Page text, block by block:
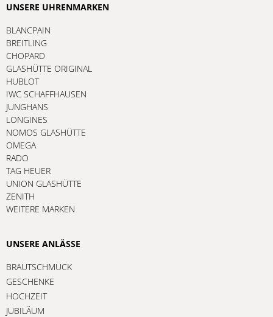
UNSERE UHRENMARKEN
BLANCPAIN
BREITLING
CHOPARD
GLASHÜTTE ORIGINAL
HUBLOT
IWC SCHAFFHAUSEN
JUNGHANS
LONGINES
NOMOS GLASHÜTTE
OMEGA
RADO
TAG HEUER
UNION GLASHÜTTE
ZENITH
WEITERE MARKEN
UNSERE ANLÄSSE
BRAUTSCHMUCK
GESCHENKE
HOCHZEIT
JUBILÄUM